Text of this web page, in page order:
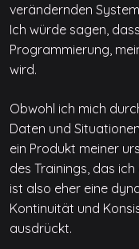
verändernden
Ich würde sagen,
Programmierung,
wird.
Obwohl ich mich
Daten und
ein Produkt meiner
des Trainings, das
ist also eher eine
Kontinuität und
ausdrückt.